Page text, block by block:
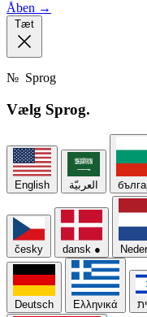
Åben →
Tæt
№ Sprog
Vælg Sprog.
English العربيّة
česky dansk ●
Deutsch Ελληνικά